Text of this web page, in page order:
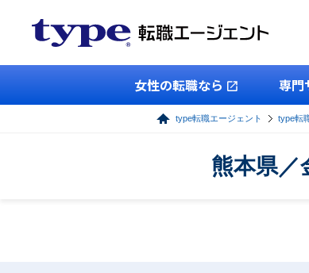
女性の転職なら 専門
type転職エージェント type転
熊本県／